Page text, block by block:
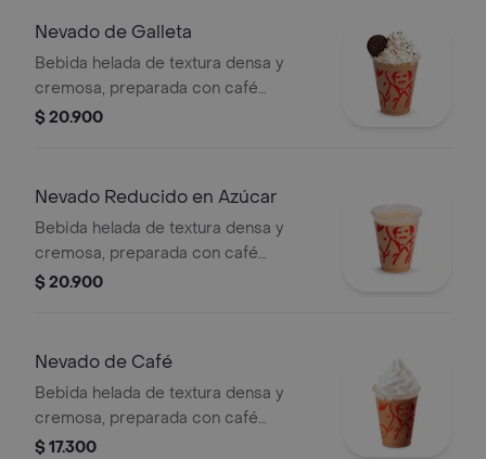
Nevado de Galleta
Bebida helada de textura densa y
cremosa, preparada con café
espresso, galleta oreo, mezcla láctea,
$ 20.900
Nevado Reducido en Azúcar
Bebida helada de textura densa y
cremosa, preparada con café
espresso, mezcla láctea reducida en
$ 20.900
Nevado de Café
Bebida helada de textura densa y
cremosa, preparada con café
espresso, mezcla láctea, hielo y
$ 17.300